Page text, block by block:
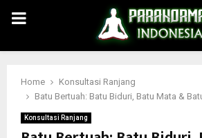
PRIMARY
MENU
Home
Konsultasi Ranjang
Batu Bertuah: Batu Biduri, Batu Mata &
Konsultasi Ranjang